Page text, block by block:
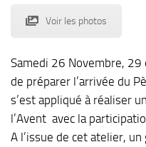
Voir les photos
Samedi 26 Novembre,
de préparer l’arrivée du
s’est appliqué à réaliser
l’Avent avec la
A l’issue de cet atelier,